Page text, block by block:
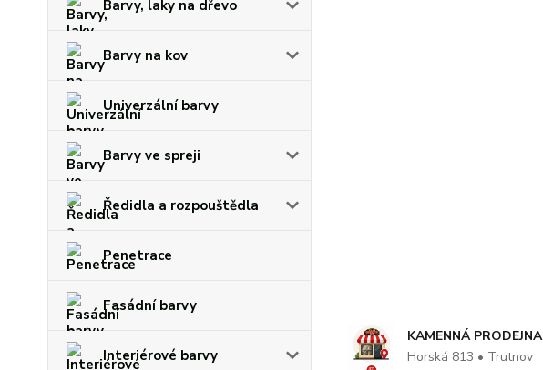
Barvy, laky na dřevo
Barvy na kov
Univerzální barvy
Barvy ve spreji
Ředidla a rozpouštědla
Penetrace
Fasádní barvy
Interiérové barvy
KAMENNÁ PRODEJNA
Horská 813 • Trutnov